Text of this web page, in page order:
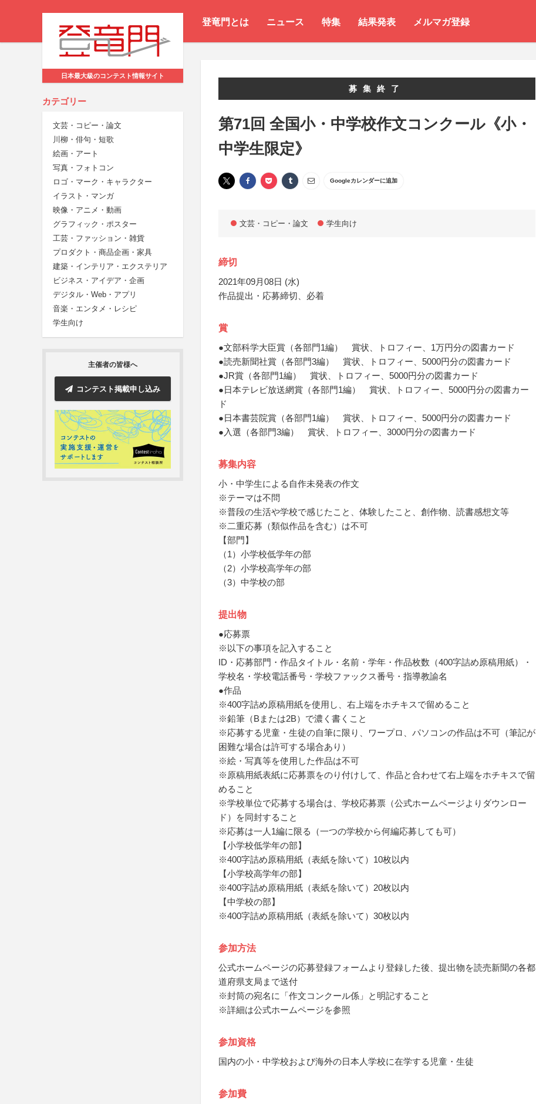
登竜門とは ニュース 特集 結果発表 メルマガ登録
日本最大級のコンテスト情報サイト
カテゴリー
文芸・コピー・論文
川柳・俳句・短歌
絵画・アート
写真・フォトコン
ロゴ・マーク・キャラクター
イラスト・マンガ
映像・アニメ・動画
グラフィック・ポスター
工芸・ファッション・雑貨
プロダクト・商品企画・家具
建築・インテリア・エクステリア
ビジネス・アイデア・企画
デジタル・Web・アプリ
音楽・エンタメ・レシピ
学生向け
主催者の皆様へ
コンテスト掲載申し込み
募集終了
第71回 全国小・中学校作文コンクール《小・
中学生限定》
Googleカレンダーに追加
文芸・コピー・論文 学生向け
締切
2021年09月08日 (水)
作品提出・応募締切、必着
賞
●文部科学大臣賞（各部門1編） 賞状、トロフィー、1万円分の図書カード
●読売新聞社賞（各部門3編） 賞状、トロフィー、5000円分の図書カード
●JR賞（各部門1編） 賞状、トロフィー、5000円分の図書カード
●日本テレビ放送網賞（各部門1編） 賞状、トロフィー、5000円分の図書カー
ド
●日本書芸院賞（各部門1編） 賞状、トロフィー、5000円分の図書カード
●入選（各部門3編） 賞状、トロフィー、3000円分の図書カード
募集内容
小・中学生による自作未発表の作文
※テーマは不問
※普段の生活や学校で感じたこと、体験したこと、創作物、読書感想文等
※二重応募（類似作品を含む）は不可
【部門】
（1）小学校低学年の部
（2）小学校高学年の部
（3）中学校の部
提出物
●応募票
※以下の事項を記入すること
ID・応募部門・作品タイトル・名前・学年・作品枚数（400字詰め原稿用紙）・
学校名・学校電話番号・学校ファックス番号・指導教諭名
●作品
※400字詰め原稿用紙を使用し、右上端をホチキスで留めること
※鉛筆（Bまたは2B）で濃く書くこと
※応募する児童・生徒の自筆に限り、ワープロ、パソコンの作品は不可（筆記が
困難な場合は許可する場合あり）
※絵・写真等を使用した作品は不可
※原稿用紙表紙に応募票をのり付けして、作品と合わせて右上端をホチキスで留
めること
※学校単位で応募する場合は、学校応募票（公式ホームページよりダウンロー
ド）を同封すること
※応募は一人1編に限る（一つの学校から何編応募しても可）
【小学校低学年の部】
※400字詰め原稿用紙（表紙を除いて）10枚以内
【小学校高学年の部】
※400字詰め原稿用紙（表紙を除いて）20枚以内
【中学校の部】
※400字詰め原稿用紙（表紙を除いて）30枚以内
参加方法
公式ホームページの応募登録フォームより登録した後、提出物を読売新聞の各都
道府県支局まで送付
※封筒の宛名に「作文コンクール係」と明記すること
※詳細は公式ホームページを参照
参加資格
国内の小・中学校および海外の日本人学校に在学する児童・生徒
参加費